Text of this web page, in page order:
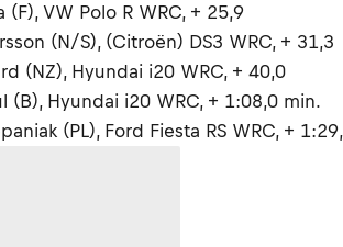
VW Polo R WRC, + 25,9
(N/S), (Citroën) DS3 WRC, + 31,3
(NZ), Hyundai i20 WRC, + 40,0
(B), Hyundai i20 WRC, + 1:08,0 min.
(PL), Ford Fiesta RS WRC, +